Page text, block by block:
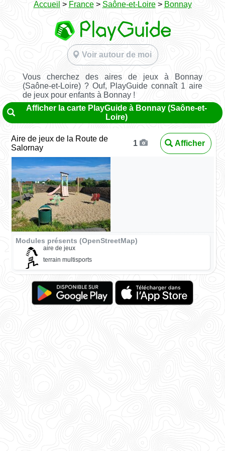
Accueil > France> Saône-et-Loire> Bonnay
Voir autour de moi
Vous cherchez des aires de jeux à Bonnay
(Saône-et-Loire) ? Ouf, PlayGuide connaît 1 aire
de jeux pour enfants à Bonnay !
Afficher la carte PlayGuide à Bonnay (Saône-et-
Loire)
Aire de jeux de la Route de
Salornay
1 Afficher
Modules présents (OpenStreetMap)
aire de jeux
terrain multisports